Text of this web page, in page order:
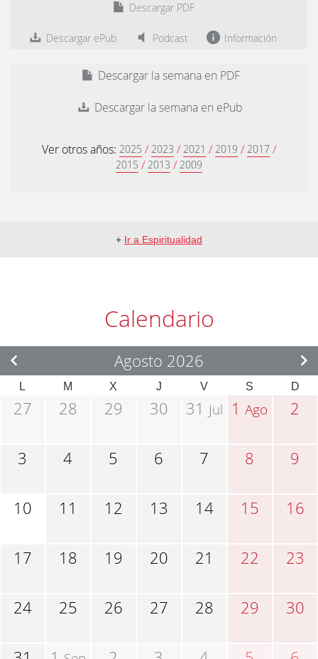
Descargar PDF
Descargar ePub Podcast Información
Descargar la semana en PDF
Descargar la semana en ePub
Ver otros años: 2025 / 2023 / 2021 / 2019 / 2017 /
2015 / 2013 / 2009
+ Ir a Espiritualidad
Calendario
Agosto 2026
L M X J V S D
27 28 29 30 31 Jul 1Ago 2
3 4 5 6 7 8 9
10 11 12 13 14 15 16
17 18 19 20 21 22 23
24 25 26 27 28 29 30